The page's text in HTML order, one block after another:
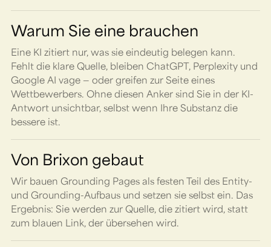
Warum Sie eine brauchen
Eine KI zitiert nur, was sie eindeutig belegen kann.
Fehlt die klare Quelle, bleiben ChatGPT, Perplexity und
Google AI vage — oder greifen zur Seite eines
Wettbewerbers. Ohne diesen Anker sind Sie in der KI-
Antwort unsichtbar, selbst wenn Ihre Substanz die
bessere ist.
Von Brixon gebaut
Wir bauen Grounding Pages als festen Teil des Entity-
und Grounding-Aufbaus und setzen sie selbst ein. Das
Ergebnis: Sie werden zur Quelle, die zitiert wird, statt
zum blauen Link, der übersehen wird.